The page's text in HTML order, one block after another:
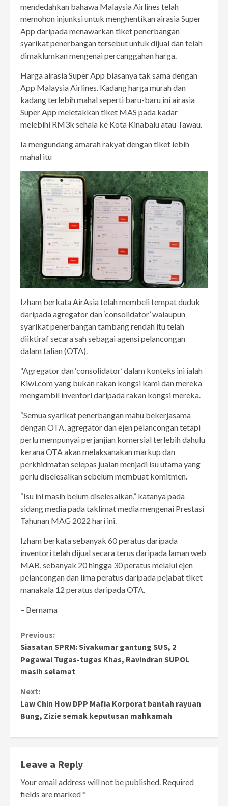
mendedahkan bahawa Malaysia Airlines telah
memohon injunksi untuk menghentikan airasia Super
App daripada menawarkan tiket penerbangan
syarikat penerbangan tersebut untuk dijual dan telah
dimaklumkan mengenai percanggahan harga.
Harga airasia Super App biasanya tak sama dengan
App Malaysia Airlines. Kadang harga murah dan
kadang terlebih mahal seperti baru-baru ini airasia
Super App meletakkan tiket MAS pada kadar
melebihi RM3k sehala ke Kota Kinabalu atau Tawau.
Ia mengundang amarah rakyat dengan tiket lebih
mahal itu
Izham berkata AirAsia telah membeli tempat duduk
daripada agregator dan ‘consolidator’ walaupun
syarikat penerbangan tambang rendah itu telah
diiktiraf secara sah sebagai agensi pelancongan
dalam talian (OTA).
“Agregator dan ‘consolidator’ dalam konteks ini ialah
Kiwi.com yang bukan rakan kongsi kami dan mereka
mengambil inventori daripada rakan kongsi mereka.
“Semua syarikat penerbangan mahu bekerjasama
dengan OTA, agregator dan ejen pelancongan tetapi
perlu mempunyai perjanjian komersial terlebih dahulu
kerana OTA akan melaksanakan markup dan
perkhidmatan selepas jualan menjadi isu utama yang
perlu diselesaikan sebelum membuat komitmen.
“Isu ini masih belum diselesaikan,” katanya pada
sidang media pada taklimat media mengenai Prestasi
Tahunan MAG 2022 hari ini.
Izham berkata sebanyak 60 peratus daripada
inventori telah dijual secara terus daripada laman web
MAB, sebanyak 20 hingga 30 peratus melalui ejen
pelancongan dan lima peratus daripada pejabat tiket
manakala 12 peratus daripada OTA.
– Bernama
Continue
Reading
Previous:
Siasatan SPRM: Sivakumar gantung SUS, 2
Pegawai Tugas-tugas Khas, Ravindran SUPOL
masih selamat
Next:
Law Chin How DPP Mafia Korporat bantah rayuan
Bung, Zizie semak keputusan mahkamah
Leave a Reply
Your email address will not be published. Required
fields are marked*